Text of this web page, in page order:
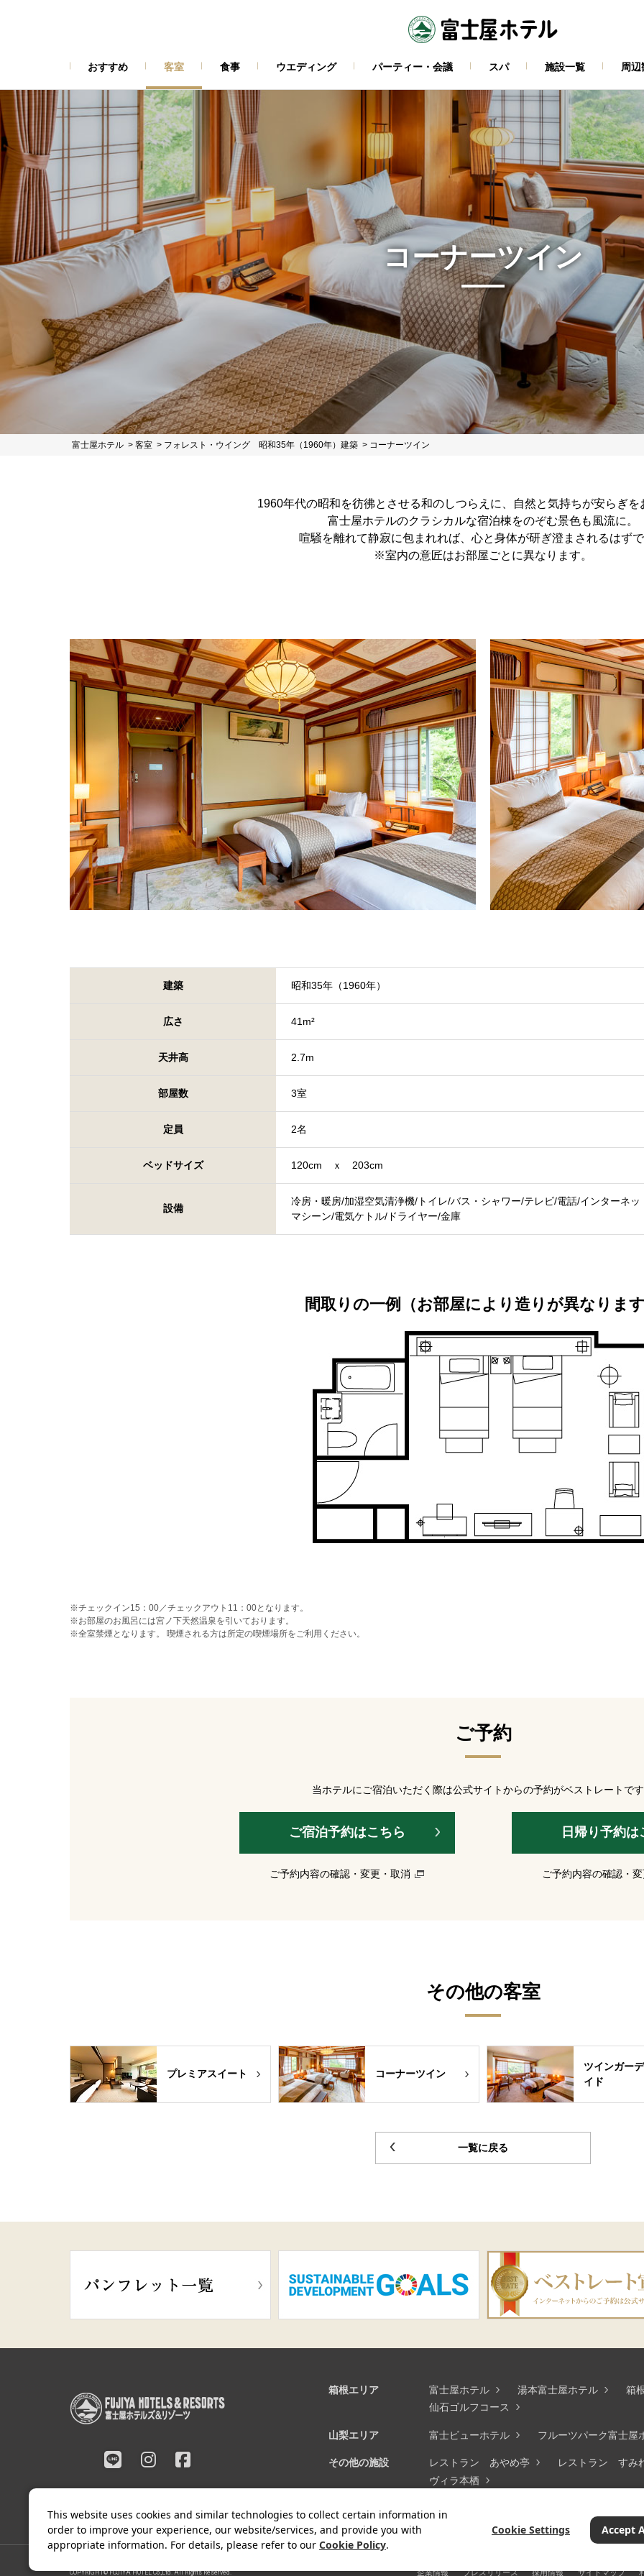
おすすめ 客室 食事 ウエディング パーティー・会議 スパ 施設一覧 周辺
コーナーツイン
富士屋ホテル 客室 フォレスト・ウイング 昭和35年（1960年）建築 コーナーツイン
1960年代の昭和を彷彿とさせる和のしつらえに、自然と気持ちが安らぎを
富士屋ホテルのクラシカルな宿泊棟をのぞむ景色も風流に。
喧騒を離れて静寂に包まれれば、心と身体が研ぎ澄まされるはず
※室内の意匠はお部屋ごとに異なります。
建築 昭和35年（1960年）
広さ 41m²
天井高 2.7m
部屋数 3室
定員 2名
ベッドサイズ 120cm ｘ 203cm
設備
冷房・暖房/加湿空気清浄機/トイレ/バス・シャワー/テレビ/電話/インターネ
マシーン/電気ケトル/ドライヤー/金庫
間取りの一例（お部屋により造りが異なりま
※チェックイン15：00／チェックアウト11：00となります。
※お部屋のお風呂には宮ノ下天然温泉を引いております。
※全室禁煙となります。 喫煙される方は所定の喫煙場所をご利用ください。
ご予約
当ホテルにご宿泊いただく際は公式サイトからの予約がベストレートで
ご宿泊予約はこちら
ご予約内容の確認・変更・取消
日帰り予約は
ご予約内容の確認・
その他の客室
プレミアスイート コーナーツイン
ツインガー
イド
一覧に戻る
箱根エリア 富士屋ホテル 湯本富士屋ホテル
箱
仙石ゴルフコース
山梨エリア 富士ビューホテル フルーツパーク富士屋
その他の施設 レストラン あやめ亭
レストラン すみ
ヴィラ本栖
企業情報 プレスリリース 採用情報 サイトマップ
COPYRIGHT© FUJIYA HOTEL Co.,Ltd. All Rights Reserved.
This website uses cookies and similar technologies to collect certain information in
order to improve your experience, our website/services, and provide you with
appropriate information. For details, please refer to our Cookie Policy.
Cookie Settings Accept